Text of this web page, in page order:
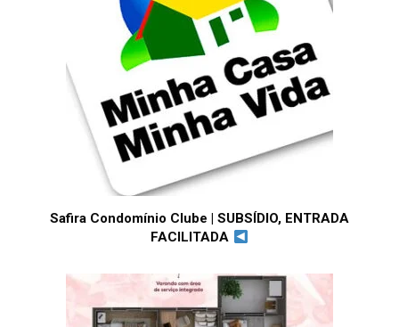
Safira Condomínio Clube | SUBSÍDIO, ENTRADA
FACILITADA